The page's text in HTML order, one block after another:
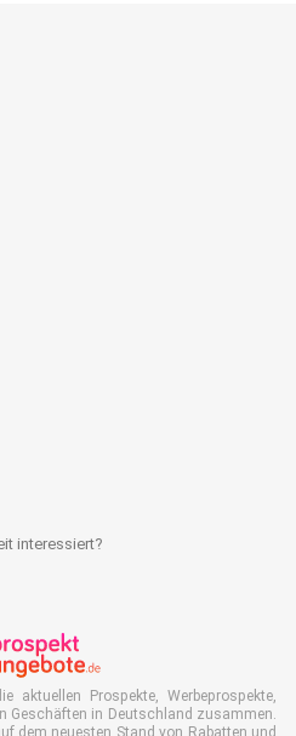
interessiert?
aktuellen Prospekte, Werbeprospekte,
Geschäften in Deutschland zusammen.
dem neuesten Stand von Rabatten und